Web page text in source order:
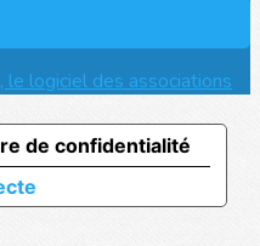
le logiciel des associations
de confidentialité